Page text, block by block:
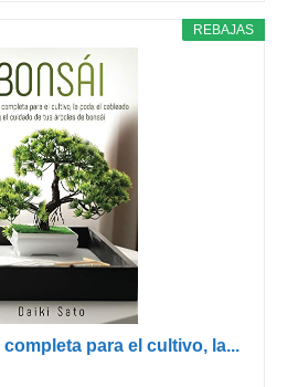
REBAJAS
para el cultivo, la...